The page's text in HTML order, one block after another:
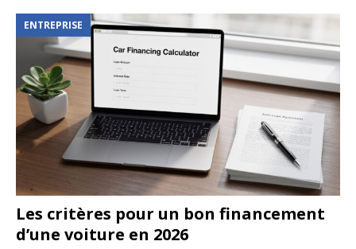
ENTREPRISE
Les critères pour un bon financement
d’une voiture en 2026